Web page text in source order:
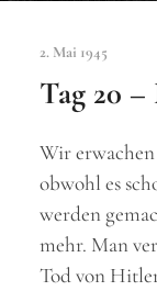
2. Mai 1945
Tag 20
Wir
obwohl es
werden
mehr. Man
Tod von